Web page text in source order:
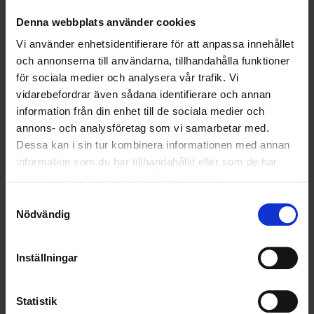
Denna webbplats använder cookies
Vi använder enhetsidentifierare för att anpassa innehållet
och annonserna till användarna, tillhandahålla funktioner
för sociala medier och analysera vår trafik. Vi
vidarebefordrar även sådana identifierare och annan
information från din enhet till de sociala medier och
annons- och analysföretag som vi samarbetar med.
Dessa kan i sin tur kombinera informationen med annan
information som du har tillhandahållit eller som de har
Nödvändig
Inställningar
Statistik
instiftad av Transportfackens Yrkes- och Arbetsmiljönämnd för
att uppmärksamma alla de förare som varje dag bidrar till att
Sverige fungerar.
NKH - NYA KRAV HIMMERFJÄRDSVERKET